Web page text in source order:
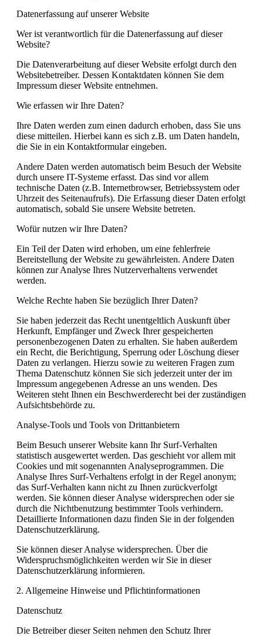
Datenerfassung auf unserer Website
Wer ist verantwortlich für die Datenerfassung auf dieser
Website?
Die Datenverarbeitung auf dieser Website erfolgt durch den
Websitebetreiber. Dessen Kontaktdaten können Sie dem
Impressum dieser Website entnehmen.
Wie erfassen wir Ihre Daten?
Ihre Daten werden zum einen dadurch erhoben, dass Sie uns
diese mitteilen. Hierbei kann es sich z.B. um Daten handeln,
die Sie in ein Kontaktformular eingeben.
Andere Daten werden automatisch beim Besuch der Website
durch unsere IT-Systeme erfasst. Das sind vor allem
technische Daten (z.B. Internetbrowser, Betriebssystem oder
Uhrzeit des Seitenaufrufs). Die Erfassung dieser Daten erfolgt
automatisch, sobald Sie unsere Website betreten.
Wofür nutzen wir Ihre Daten?
Ein Teil der Daten wird erhoben, um eine fehlerfreie
Bereitstellung der Website zu gewährleisten. Andere Daten
können zur Analyse Ihres Nutzerverhaltens verwendet
werden.
Welche Rechte haben Sie bezüglich Ihrer Daten?
Sie haben jederzeit das Recht unentgeltlich Auskunft über
Herkunft, Empfänger und Zweck Ihrer gespeicherten
personenbezogenen Daten zu erhalten. Sie haben außerdem
ein Recht, die Berichtigung, Sperrung oder Löschung dieser
Daten zu verlangen. Hierzu sowie zu weiteren Fragen zum
Thema Datenschutz können Sie sich jederzeit unter der im
Impressum angegebenen Adresse an uns wenden. Des
Weiteren steht Ihnen ein Beschwerderecht bei der zuständigen
Aufsichtsbehörde zu.
Analyse-Tools und Tools von Drittanbietern
Beim Besuch unserer Website kann Ihr Surf-Verhalten
statistisch ausgewertet werden. Das geschieht vor allem mit
Cookies und mit sogenannten Analyseprogrammen. Die
Analyse Ihres Surf-Verhaltens erfolgt in der Regel anonym;
das Surf-Verhalten kann nicht zu Ihnen zurückverfolgt
werden. Sie können dieser Analyse widersprechen oder sie
durch die Nichtbenutzung bestimmter Tools verhindern.
Detaillierte Informationen dazu finden Sie in der folgenden
Datenschutzerklärung.
Sie können dieser Analyse widersprechen. Über die
Widerspruchsmöglichkeiten werden wir Sie in dieser
Datenschutzerklärung informieren.
2. Allgemeine Hinweise und Pflichtinformationen
Datenschutz
Die Betreiber dieser Seiten nehmen den Schutz Ihrer